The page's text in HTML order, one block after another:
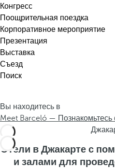
я
,
т
е
м
ы
.
k
e
y
o
p
e
n
h
e
p
Конгресс
Поощрительная поездка
Корпоративное мероприятие
Презентация
Выставка
Съезд
Поиск
Вы находитесь в
Meet Barceló — Познакомьтесь
Отели в Джакарте с
и залами для